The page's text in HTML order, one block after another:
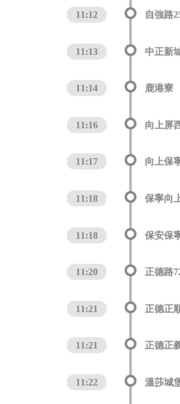
11:12 自強路
11:13 中正新
11:14 鹿港寮
11:16 向上屏
11:17 向上保
11:18 保寧向
11:18 保安保
11:20 正德路
11:21 正德正
11:21 正德正
11:22 溫莎城